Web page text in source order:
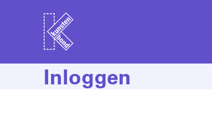
Inloggen